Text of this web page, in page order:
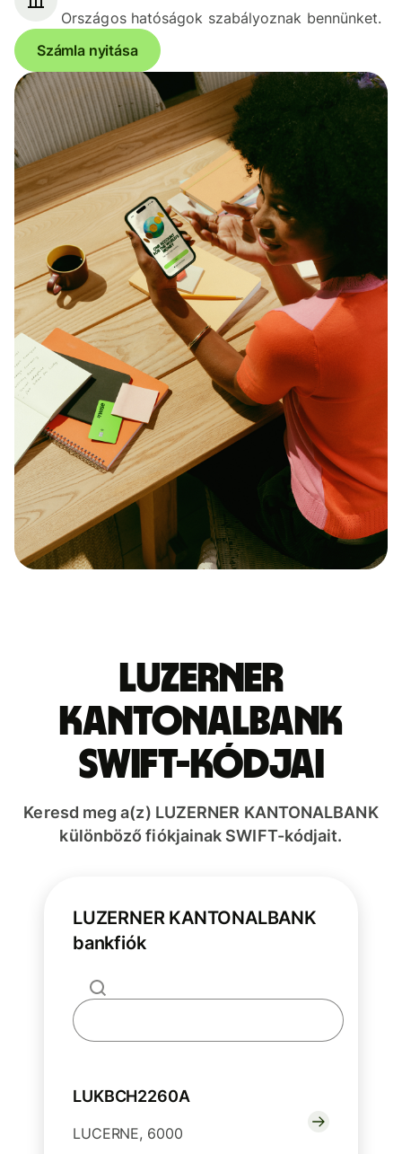
Országos hatóságok szabályoznak bennünket.
Számla nyitása
LUZERNER
KANTONALBANK
SWIFT-kódjai
Keresd meg a(z) LUZERNER KANTONALBANK
különböző fiókjainak SWIFT-kódjait.
LUZERNER KANTONALBANK
bankfiók
LUKBCH2260A
LUCERNE, 6000